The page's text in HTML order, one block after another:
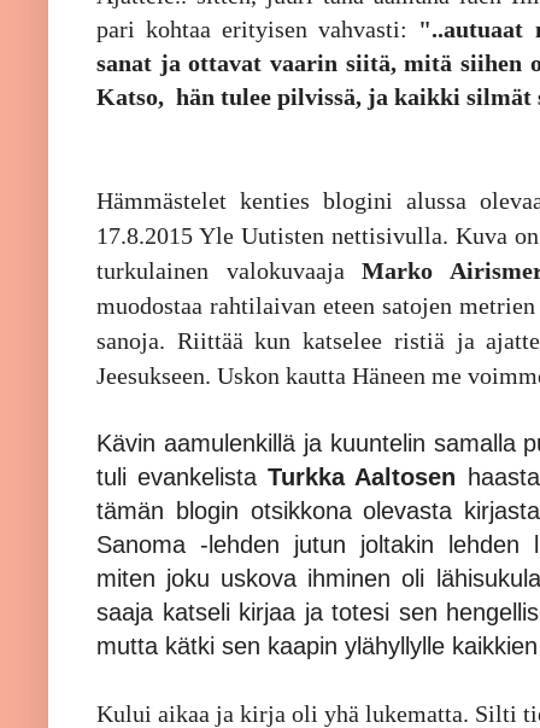
pari kohtaa erityisen vahvasti: "..autuaat
sanat ja ottavat vaarin siitä, mitä
Katso, hän tulee pilvissä, ja kaikki silmät
Hämmästelet kenties blogini alussa
17.8.2015 Yle Uutisten nettisivulla. Kuva
turkulainen valokuvaajaMarko
muodostaa rahtilaivan eteen satojen
sanoja. Riittää kun katselee ristiä ja
Jeesukseen. Uskon kautta Häneen me
Kävin aamulenkillä ja kuuntelin samalla
tuli evankelistaTurkka Aaltosen
tämän blogin otsikkona olevasta
Sanoma -lehden jutun joltakin lehden
miten joku uskova ihminen oli
saaja katseli kirjaa ja totesi sen
mutta kätki sen kaapin ylähyllylle
Kului aikaa ja kirja oli yhä lukematta. Silti